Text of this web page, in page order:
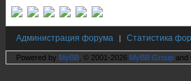
Администрация форума | Статистика
Powered by MyBB , © 2001-2026 MyBB Group and